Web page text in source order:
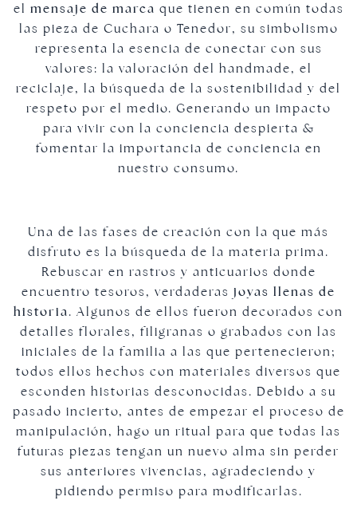
el mensaje de marca que tienen en común todas
las pieza de Cuchara o Tenedor, su simbolismo
representa la esencia de conectar con sus
valores: la valoración del handmade, el
reciclaje, la búsqueda de la sostenibilidad y del
respeto por el medio. Generando un impacto
para vivir con la conciencia despierta &
fomentar la importancia de conciencia en
nuestro consumo.
Una de las fases de creación con la que más
disfruto es la búsqueda de la materia prima.
Rebuscar en rastros y anticuarios donde
encuentro tesoros, verdaderas joyas llenas de
historia. Algunos de ellos fueron decorados con
detalles florales, filigranas o grabados con las
iniciales de la familia a las que pertenecieron;
todos ellos hechos con materiales diversos que
esconden historias desconocidas. Debido a su
pasado incierto, antes de empezar el proceso de
manipulación, hago un ritual para que todas las
futuras piezas tengan un nuevo alma sin perder
sus anteriores vivencias, agradeciendo y
pidiendo permiso para modificarlas.
Joyas plateadas